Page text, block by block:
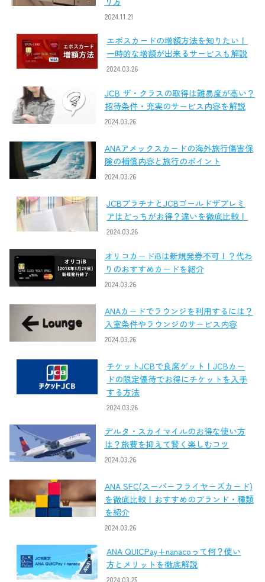
2024.11.21
エポスカードの増額方法を知りたい！
一時的な増額が出来るサービスも解説
2024.03.26
JCB ザ・クラスの取得は難易度が高い？
招待条件・充実のサービス内容を解説
2024.03.26
ANAアメックスカードの海外旅行傷害保
険の補償内容と旅行のポイント
2024.03.26
JCBプラチナとJCBゴールドザプレミ
アはどっちがお得？違いを徹底比較！
2024.03.26
オリコカードiBは新規発券不可！？代わ
りのおすすめカードを紹介
2024.03.26
ANAカードでラウンジを利用するには？
入室条件やラウンジのサービス内容
2024.03.26
チケットJCBで良席ゲット！JCBカー
ドの限定優待でお得にチケットを入手
する方法
2024.03.26
デルタ・スカイマイルのお得な使い方
は？旅費を抑えて賢く楽しむコツ
2024.03.26
ANA SFC(スーパーフライヤーズカード)
を徹底比較！おすすめのブランド・種類
を紹介
2024.03.26
ANA QUICPay+nanacoって何？使い
方とメリットを徹底解説
2024.03.25